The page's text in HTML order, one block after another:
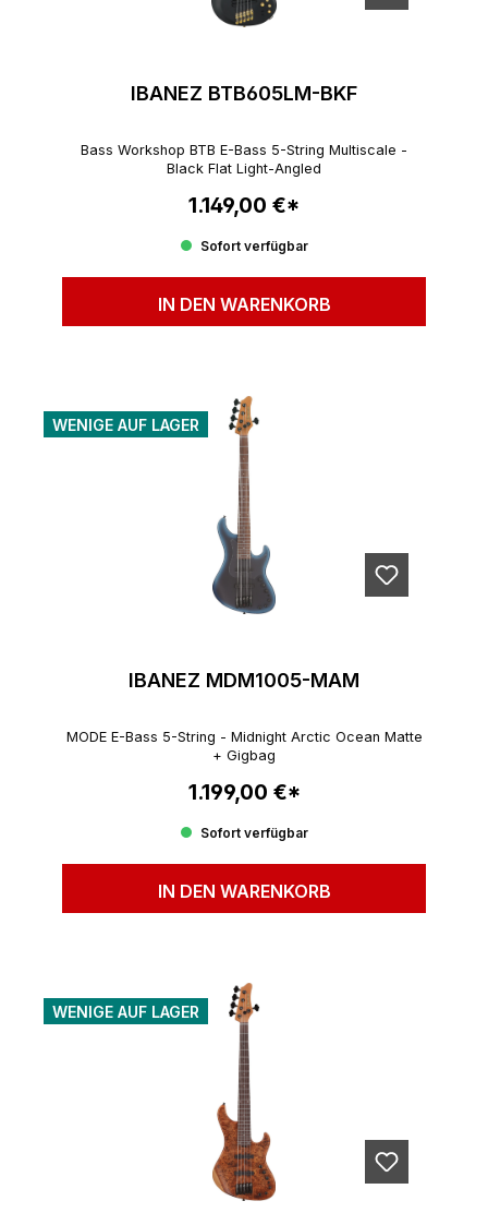
IBANEZ BTB605LM-BKF
Bass Workshop BTB E-Bass 5-String Multiscale -
Black Flat Light-Angled
Regulärer Preis:
1.149,00 €*
Sofort verfügbar
IN DEN WARENKORB
WENIGE AUF LAGER
IBANEZ MDM1005-MAM
MODE E-Bass 5-String - Midnight Arctic Ocean Matte
+ Gigbag
Regulärer Preis:
1.199,00 €*
Sofort verfügbar
IN DEN WARENKORB
WENIGE AUF LAGER